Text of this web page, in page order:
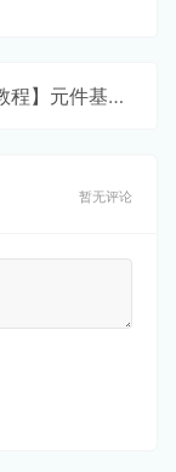
【入门教程】元件基础操作
暂无评论